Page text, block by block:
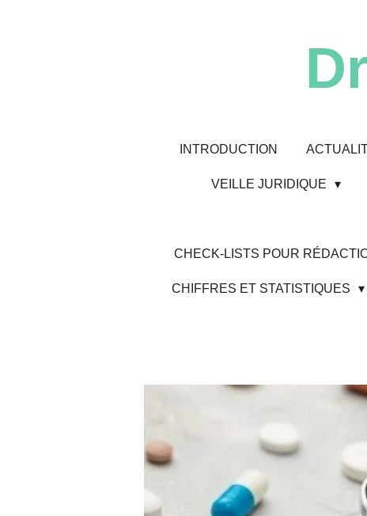
INTRODUCTION
VEILLE JURIDIQUE
CHECK-LISTS POUR
CHIFFRES ET STATISTIQUES